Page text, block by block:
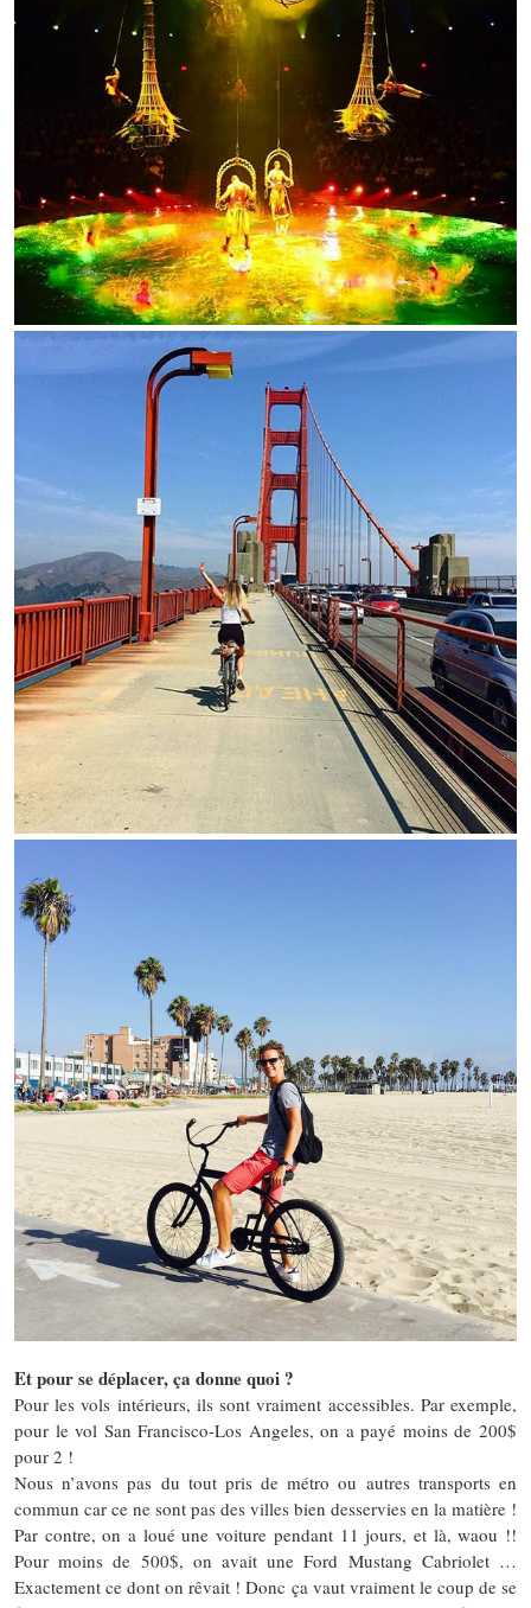
Et pour se déplacer, ça donne quoi ?
Pour les vols intérieurs, ils sont vraiment accessibles. Par exemple,
pour le vol San Francisco-Los Angeles, on a payé moins de 200$
pour 2 !
Nous n’avons pas du tout pris de métro ou autres transports en
commun car ce ne sont pas des villes bien desservies en la matière !
Par contre, on a loué une voiture pendant 11 jours, et là, waou !!
Pour moins de 500$, on avait une Ford Mustang Cabriolet …
Exactement ce dont on rêvait ! Donc ça vaut vraiment le coup de se